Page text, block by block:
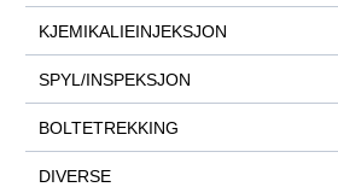
KJEMIKALIEINJEKSJON
SPYL/INSPEKSJON
BOLTETREKKING
DIVERSE